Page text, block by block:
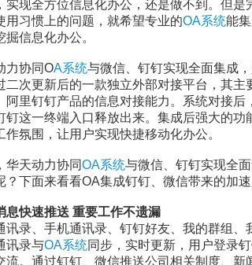
实现全方位信息化办公，还是做不到。但
用习惯上的问题，就希望专业的OA系统能
信息化办公。
协同OA系统与微信、钉钉实现全面集成
二次更新后的一款独立外部对接平台，其主
阿里钉钉产品的信息对接能力。系统对接后
钉这一终端入口释放出来。集成后强大的功
作氛围，让用户实现快捷移动化办公。
天动力协同OA系统与微信、钉钉实现全
？下面来看看OA集成钉钉、微信带来的加速
息快速推送 重要工作不遗漏
、手机通讯录、钉钉好友、我的群组、
讯录与OA系统同步，实时更新，用户登录
流。通过钉钉、微信推送公司相关制度、